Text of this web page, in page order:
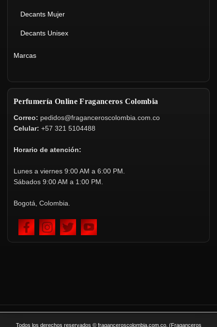
Decants Mujer
Decants Unisex
Marcas
Perfumería Online Fraganceros Colombia
Correo: pedidos@fraganceroscolombia.com.co
Celular: +57 321 5104488
Horario de atención:
Lunes a viernes 9:00 AM a 6:00 PM.
Sábados 9:00 AM a 1:00 PM.
Bogotá, Colombia.
Todos los derechos reservados © fraganceroscolombia.com.co. (Fraganceros